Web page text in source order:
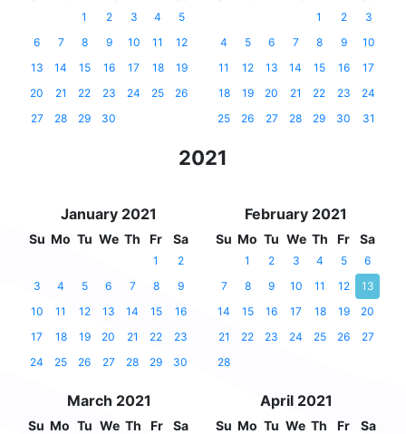
1 2 3 4
5
6
7 8 9 10 11
12
13
14 15 16 17 18
19
20
21 22 23 24 25
26
27
28 29 30
1 2
3
4
5 6 7 8 9
10
11
12 13 14 15 16
17
18
19 20 21 22 23
24
25
26 27 28 29 30 31
2021
January 2021
Su Mo Tu We Th Fr Sa
1
2
3
4 5 6 7 8
9
10
11 12 13 14 15
16
17
18 19 20 21 22
23
24
25 26 27 28 29 30
February 2021
Su Mo Tu We Th Fr Sa
1 2 3 4 5
6
7
8 9 10 11 12
13
14
15 16 17 18 19
20
21
22 23 24 25 26
27
28
March 2021
Su Mo Tu We Th Fr Sa
April 2021
Su Mo Tu We Th Fr Sa